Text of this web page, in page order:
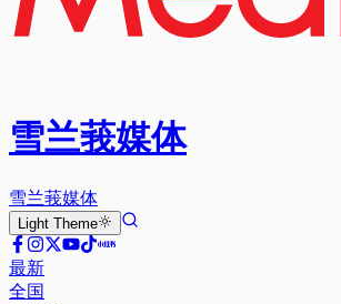
雪兰莪媒体
雪兰莪媒体
Light Theme
最新
全国